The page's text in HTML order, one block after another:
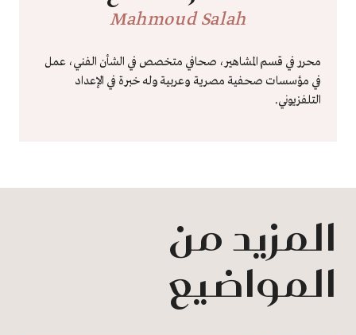
Mahmoud Salah
محرر في قسم المشاهير، صحافي متخصص في الشأن الفني، عمل
في مؤسسات صحفية مصرية وعربية وله خبرة في الإعداد
التلفزيوني.
المزيد من
المواضيع